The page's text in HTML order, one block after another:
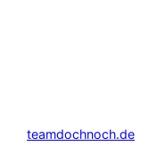
teamdochnoch.de